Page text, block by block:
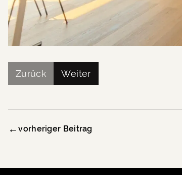
Zurück Weiter
←vorheriger Beitrag